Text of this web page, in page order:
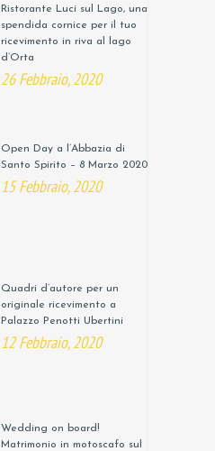
Ristorante Luci sul Lago, una
spendida cornice per il tuo
ricevimento in riva al lago
d’Orta
26 Febbraio, 2020
Open Day a l’Abbazia di
Santo Spirito – 8 Marzo 2020
15 Febbraio, 2020
Quadri d’autore per un
originale ricevimento a
Palazzo Penotti Ubertini
12 Febbraio, 2020
Wedding on board!
Matrimonio in motoscafo sul